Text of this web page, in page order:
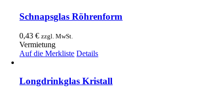
Schnapsglas Röhrenform
0,43€ zzgl. MwSt.
Vermietung
Auf die Merkliste Details
Longdrinkglas Kristall